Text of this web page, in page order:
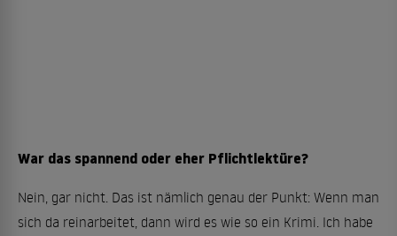
War das spannend oder eher Pflichtlektüre?
Nein, gar nicht. Das ist nämlich genau der Punkt: Wenn man
sich da reinarbeitet, dann wird es wie so ein Krimi. Ich habe